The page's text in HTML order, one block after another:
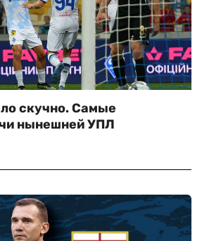
скучно. Самые
нынешней УПЛ